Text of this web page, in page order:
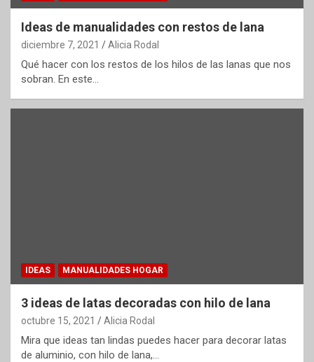
Ideas de manualidades con restos de lana
diciembre 7, 2021 Alicia Rodal
Qué hacer con los restos de los hilos de las lanas que nos
sobran. En este…
IDEAS MANUALIDADES HOGAR
3 ideas de latas decoradas con hilo de lana
octubre 15, 2021 Alicia Rodal
Mira que ideas tan lindas puedes hacer para decorar latas
de aluminio, con hilo de lana,…